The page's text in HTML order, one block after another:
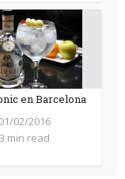
en Barcelona
01/02/2016
3 min read